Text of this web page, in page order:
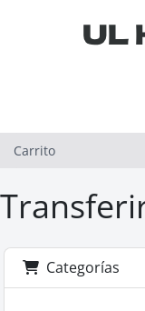
Carrito
Categorías